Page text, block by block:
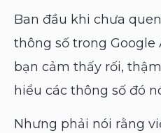
Ban đầu khi chưa
thông số trong Google
bạn cảm thấy rối,
hiểu các thông số đó
Nhưng phải nói rằng